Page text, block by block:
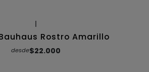
Rostro Amarillo
desde$22.000